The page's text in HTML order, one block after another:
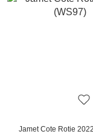
Jamet Cote Rotie